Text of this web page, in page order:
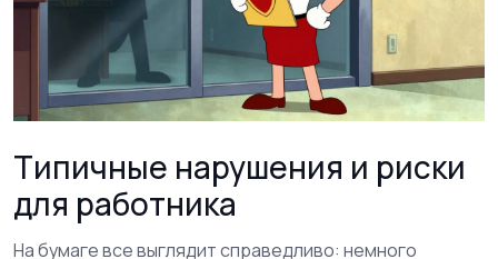
Типичные нарушения и риски
для работника
На бумаге все выглядит справедливо: немного